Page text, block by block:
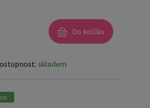
Do košíku
skladem